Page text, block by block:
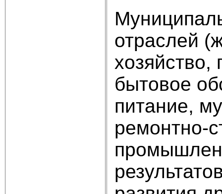
отраслей
хозяйство,
бытовое
питание,
ремонтно-